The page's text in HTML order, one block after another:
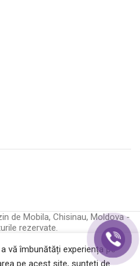
de Mobila, Chisinau, Moldova -
rezervate.
vă îmbunătăți experiența pe
pe acest site, sunteți de